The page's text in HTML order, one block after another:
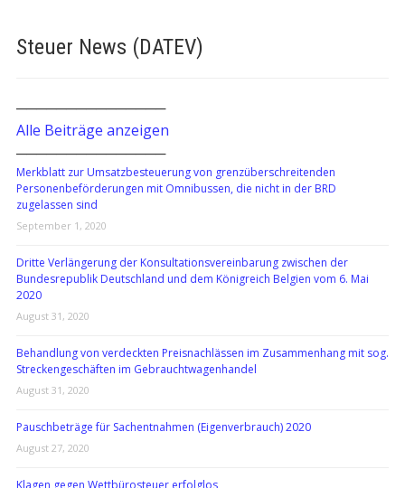
Steuer News (DATEV)
───────────────
Alle Beiträge anzeigen
───────────────
Merkblatt zur Umsatzbesteuerung von grenzüberschreitenden
Personenbeförderungen mit Omnibussen, die nicht in der BRD
zugelassen sind
September 1, 2020
Dritte Verlängerung der Konsultationsvereinbarung zwischen der
Bundesrepublik Deutschland und dem Königreich Belgien vom 6. Mai
2020
August 31, 2020
Behandlung von verdeckten Preisnachlässen im Zusammenhang mit sog.
Streckengeschäften im Gebrauchtwagenhandel
August 31, 2020
Pauschbeträge für Sachentnahmen (Eigenverbrauch) 2020
August 27, 2020
Klagen gegen Wettbürosteuer erfolglos